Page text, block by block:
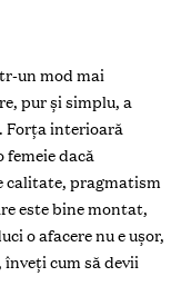
un mod mai
pur și simplu, a
Forța interioară
dacă
calitate, pragmatism
este bine montat,
o afacere nu e ușor,
cum să devii